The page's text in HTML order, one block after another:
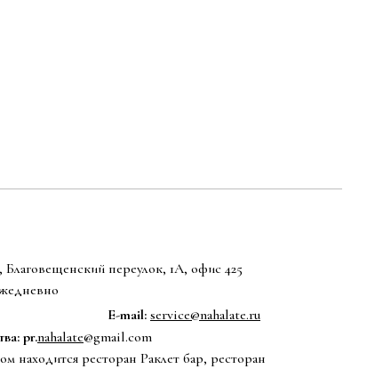
находится ресторан Раклет бар, ресторан
переулок, 1А, офис 425
E-mail: service@nahalate.ru
pr.nahalate@gmail.com